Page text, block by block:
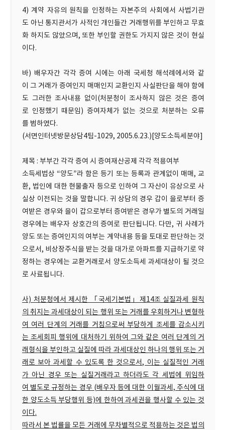
4) 계약 자유의 원칙을 인정하는 자본주의 사회에서 사법기관
도 아닌 통지관서가 사적인 개인들간 거래행위를 부인하고 무효
화 하지도 않았으며, 또한 부인할 권한도 가지지 않은 것이 현실
이다.
바) 배우자간 각각 증여 시에는 아래 국세청 해석례에서와 같
이 그 거래가 증여인지 매매인지 교환인지 사실판단을 해야 함에
도 그러한 조사내용 없이(처분청이 조사하지 않은 것은 증여
로 인정했기 때문임) 증여자체가 없는 것으로 처분하는 오류
를 범하였다.
(서면인터넷방문상담4팀-1029, 2005.6.23.)[양도소득세분야]
제목 : 부부간 각각 증여 시 증여재산공제 각각 적용여부
소득세법상 “양도”라 함은 등기 또는 등록과 관계없이 매매, 교
환, 법인에 대한 현물출자 등으로 인하여 그 자산이 유상으로 사
실상 이전되는 것을 말합니다. 귀 상담의 경우 갑이 을로부터 증
여받은 경우와 을이 갑으로부터 증여받은 경우가 별도의 거래일
경우에는 배우자 상호간의 증여로 판단됩니다. 다만, 귀 사례가
양도 또는 증여인지의 여부는 계약내용 등을 토대로 판단하는 것
으로서, 비상장주식을 받는 것을 대가로 아파트를 지급하기로 약
정하는 경우에는 교환거래로서 양도소득세 과세대상이 될 것으
로 사료됩니다.
사) 처분청에서 제시한 「국세기본법」제14조 실질과세 원칙
의 취지는 과세대상이 되는 행위 또는 거래를 우회하거나 변형하
여 여러 단계의 거래를 거침으로써 부당하게 조세를 감소시키
는 조세회피 행위에 대처하기 위하여 그와 같은 여러 단계의 거
래형식을 부인하고 실질에 따라 과세대상인 하나의 행위 또는 거
래로 보아 과세할 수 있도록 한 것으로서, 이는 실질적인 거래
가 아닌 경우 또는 실질거래라고 하더라도 각 세법에 위임하
여 별도로 규정하는 경우 (배우자 등에 대한 이월과세, 주식에 대
한 양도소득 부당행위 등)에 한하여 과세권을 행사할 수 있는 것
이다.
따라서 본 법률을 모든 거래에 무차별적으로 적용하는 것은 법의